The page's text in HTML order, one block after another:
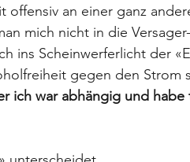
an einer ganz
mich nicht in die
ins Scheinwerferlicht der
gegen den Strom
ich war abhängig und